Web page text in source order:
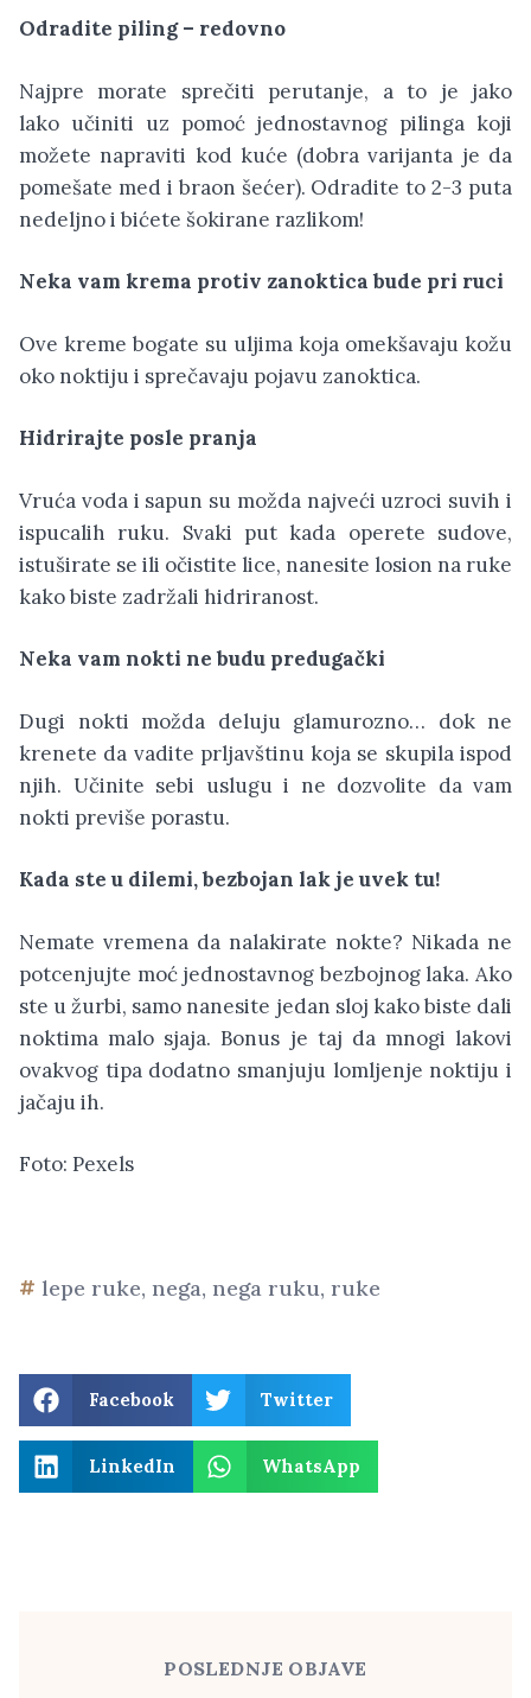
Odradite piling – redovno
Najpre morate sprečiti perutanje, a to je jako
lako učiniti uz pomoć jednostavnog pilinga koji
možete napraviti kod kuće (dobra varijanta je da
pomešate med i braon šećer). Odradite to 2-3 puta
nedeljno i bićete šokirane razlikom!
Neka vam krema protiv zanoktica bude pri ruci
Ove kreme bogate su uljima koja omekšavaju kožu
oko noktiju i sprečavaju pojavu zanoktica.
Hidrirajte posle pranja
Vruća voda i sapun su možda najveći uzroci suvih i
ispucalih ruku. Svaki put kada operete sudove,
istuširate se ili očistite lice, nanesite losion na ruke
kako biste zadržali hidriranost.
Neka vam nokti ne budu predugački
Dugi nokti možda deluju glamurozno… dok ne
krenete da vadite prljavštinu koja se skupila ispod
njih. Učinite sebi uslugu i ne dozvolite da vam
nokti previše porastu.
Kada ste u dilemi, bezbojan lak je uvek tu!
Nemate vremena da nalakirate nokte? Nikada ne
potcenjujte moć jednostavnog bezbojnog laka. Ako
ste u žurbi, samo nanesite jedan sloj kako biste dali
noktima malo sjaja. Bonus je taj da mnogi lakovi
ovakvog tipa dodatno smanjuju lomljenje noktiju i
jačaju ih.
Foto: Pexels
lepe ruke, nega, nega ruku, ruke
Facebook Twitter
LinkedIn WhatsApp
POSLEDNJE OBJAVE